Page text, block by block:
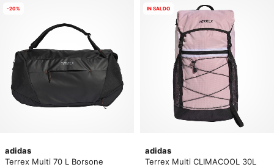
adidas
Terrex Multi 70 L Borsone
-20%
adidas
Terrex Multi CLIMACOOL 30L
IN SALDO